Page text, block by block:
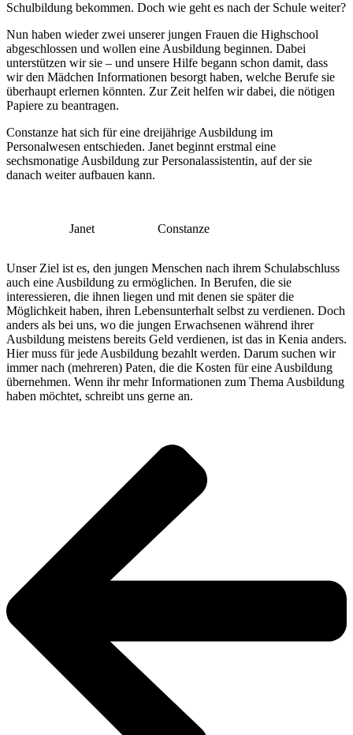
Schulbildung bekommen. Doch wie geht es nach der Schule weiter?
Nun haben wieder zwei unserer jungen Frauen die Highschool
abgeschlossen und wollen eine Ausbildung beginnen. Dabei
unterstützen wir sie – und unsere Hilfe begann schon damit, dass
wir den Mädchen Informationen besorgt haben, welche Berufe sie
überhaupt erlernen könnten. Zur Zeit helfen wir dabei, die nötigen
Papiere zu beantragen.
Constanze hat sich für eine dreijährige Ausbildung im
Personalwesen entschieden. Janet beginnt erstmal eine
sechsmonatige Ausbildung zur Personalassistentin, auf der sie
danach weiter aufbauen kann.
Janet Constanze
Unser Ziel ist es, den jungen Menschen nach ihrem Schulabschluss
auch eine Ausbildung zu ermöglichen. In Berufen, die sie
interessieren, die ihnen liegen und mit denen sie später die
Möglichkeit haben, ihren Lebensunterhalt selbst zu verdienen. Doch
anders als bei uns, wo die jungen Erwachsenen während ihrer
Ausbildung meistens bereits Geld verdienen, ist das in Kenia anders.
Hier muss für jede Ausbildung bezahlt werden. Darum suchen wir
immer nach (mehreren) Paten, die die Kosten für eine Ausbildung
übernehmen. Wenn ihr mehr Informationen zum Thema Ausbildung
haben möchtet, schreibt uns gerne an.